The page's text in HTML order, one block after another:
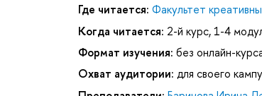
Где читается: Факультет
Когда читается: 2-й курс, 1-4
Формат изучения: без онлайн-
Охват аудитории: для своего